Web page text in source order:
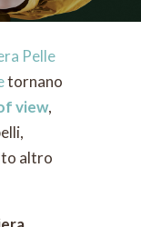
Pelle
tornano
view,
altro